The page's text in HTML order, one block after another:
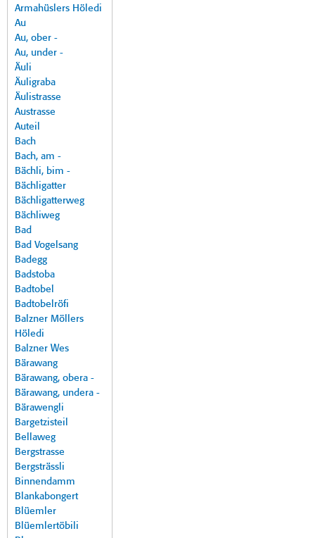
Armahüslers Höledi
Au
Au, ober -
Au, under -
Äuli
Äuligraba
Äulistrasse
Austrasse
Auteil
Bach
Bach, am -
Bächli, bim -
Bächligatter
Bächligatterweg
Bächliweg
Bad
Bad Vogelsang
Badegg
Badstoba
Badtobel
Badtobelröfi
Balzner Möllers
Höledi
Balzner Wes
Bärawang
Bärawang, obera -
Bärawang, undera -
Bärawengli
Bargetzisteil
Bellaweg
Bergstrasse
Bergsträssli
Binnendamm
Blankabongert
Blüemler
Blüemlertöbili